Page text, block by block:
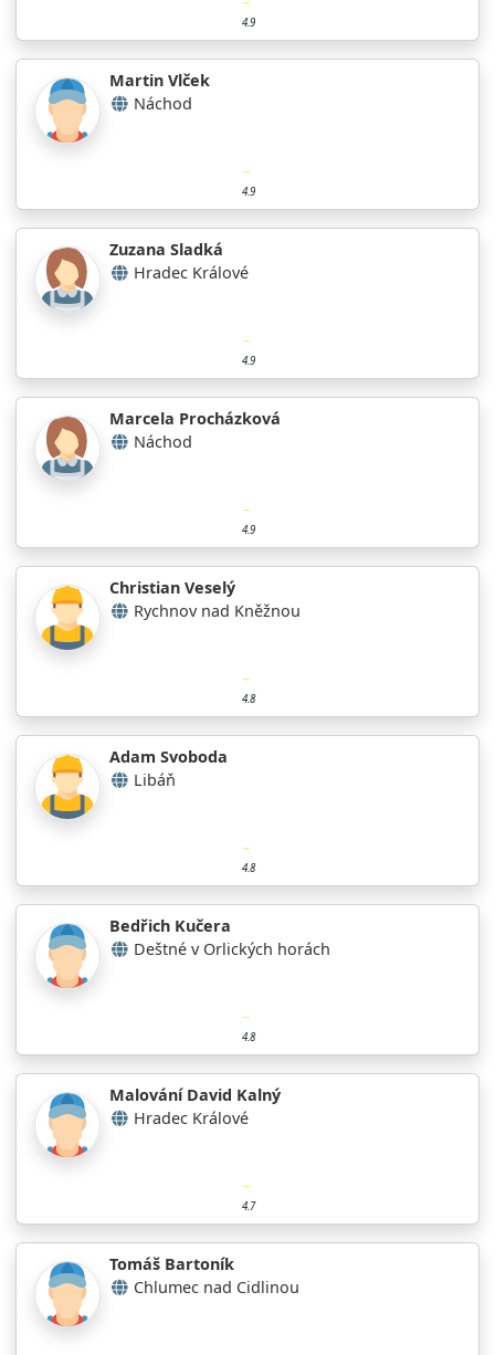
4.9
Martin Vlček
Náchod
4.9
Zuzana Sladká
Hradec Králové
4.9
Marcela Procházková
Náchod
4.9
Christian Veselý
Rychnov nad Kněžnou
4.8
Adam Svoboda
Libáň
4.8
Bedřich Kučera
Deštné v Orlických horách
4.8
Malování David Kalný
Hradec Králové
4.7
Tomáš Bartoník
Chlumec nad Cidlinou